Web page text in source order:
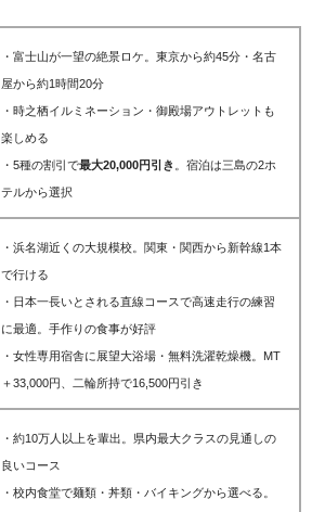
・富士山が一望の絶景ロケ。東京から約45分・名古
屋から約1時間20分
・時之栖イルミネーション・御殿場アウトレットも
楽しめる
・5種の割引で最大20,000円引き 。宿泊は三島の2ホ
テルから選択
・浜名湖近くの大規模校。関東・関西から新幹線1本
で行ける
・日本一長いとされる直線コースで高速走行の練習
に最適。手作りの食事が好評
・女性専用宿舎に展望大浴場・無料洗濯乾燥機。MT
＋33,000円、二輪所持で16,500円引き
・約10万人以上を輩出。県内最大クラスの見通しの
良いコース
・校内食堂で麺類・丼類・バイキングから選べる。